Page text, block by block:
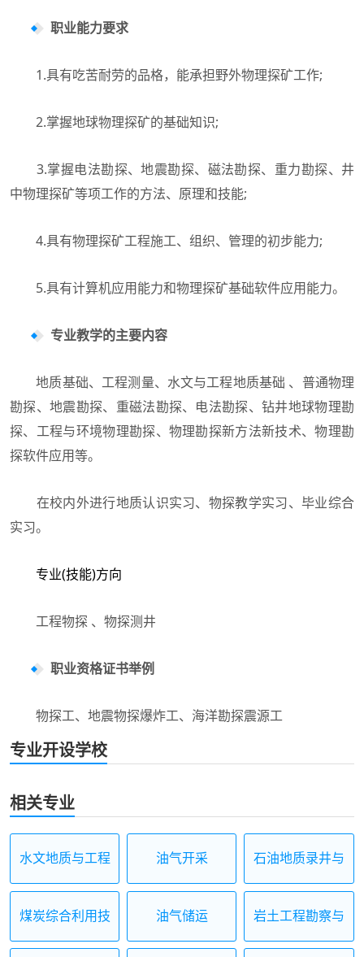
职业能力要求
1.具有吃苦耐劳的品格，能承担野外物理探矿工作;
2.掌握地球物理探矿的基础知识;
3.掌握电法勘探、地震勘探、磁法勘探、重力勘探、井
中物理探矿等项工作的方法、原理和技能;
4.具有物理探矿工程施工、组织、管理的初步能力;
5.具有计算机应用能力和物理探矿基础软件应用能力。
专业教学的主要内容
地质基础、工程测量、水文与工程地质基础 、普通物理
勘探、地震勘探、重磁法勘探、电法勘探、钻井地球物理勘
探、工程与环境物理勘探、物理勘探新方法新技术、物理勘
探软件应用等。
在校内外进行地质认识实习、物探教学实习、毕业综合
实习。
专业(技能)方向
工程物探 、物探测井
职业资格证书举例
物探工、地震物探爆炸工、海洋勘探震源工
专业开设学校
相关专业
水文地质与工程
油气开采
石油地质录井与
煤炭综合利用技
油气储运
岩土工程勘察与